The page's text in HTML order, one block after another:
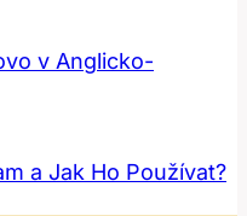
v Anglicko-
a Jak Ho Používat?